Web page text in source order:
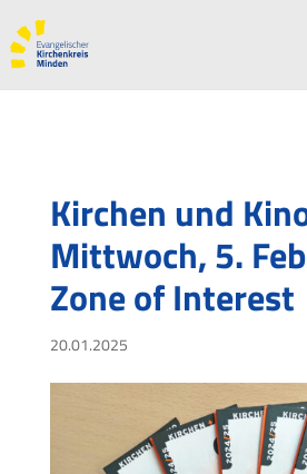
Kirchen und
Mittwoch, 5.
Zone of Interest
20.01.2025